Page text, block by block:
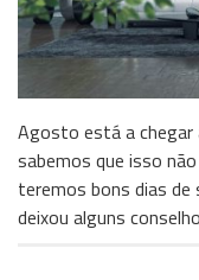
Agosto está a chegar
sabemos que isso
teremos bons dias de
deixou alguns